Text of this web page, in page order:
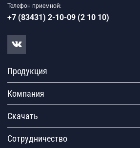
Телефон приемной:
+7 (83431) 2-10-09 (2 10 10)
Продукция
Компания
Скачать
Сотрудничество